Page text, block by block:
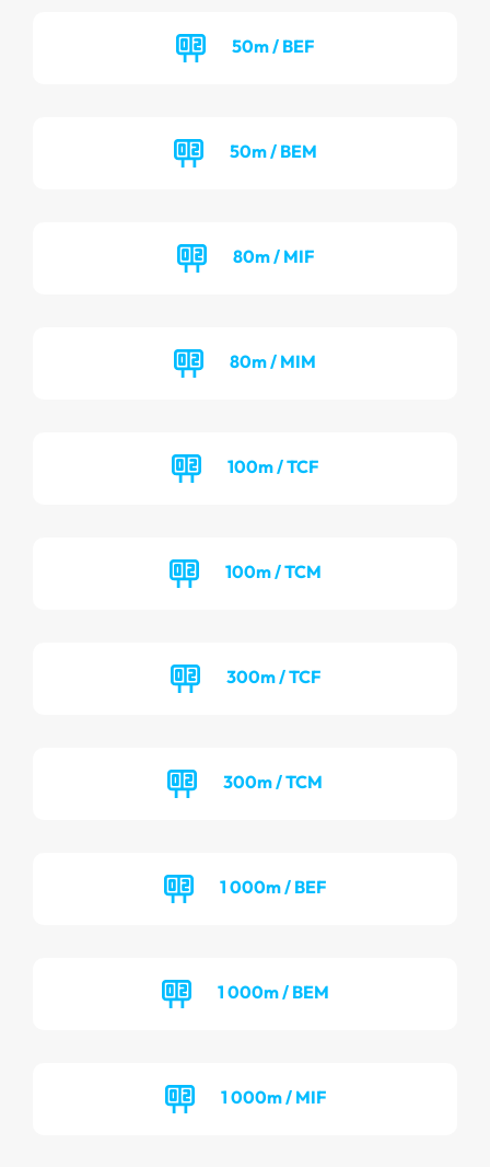
50m / BEF
50m / BEM
80m / MIF
80m / MIM
100m / TCF
100m / TCM
300m / TCF
300m / TCM
1 000m / BEF
1 000m / BEM
1 000m / MIF